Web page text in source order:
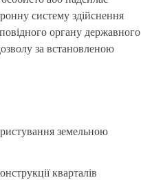
систему здійснення
органу державного
за встановленою
земельною
кварталів